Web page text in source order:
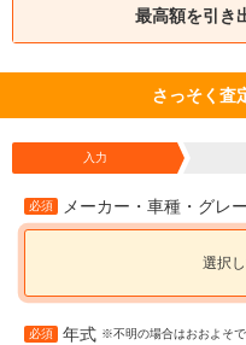
最高額を引き
さっそく査
入力
必須 メーカー・車種・グレ
選択
必須 年式 ※不明の場合はおおよそ